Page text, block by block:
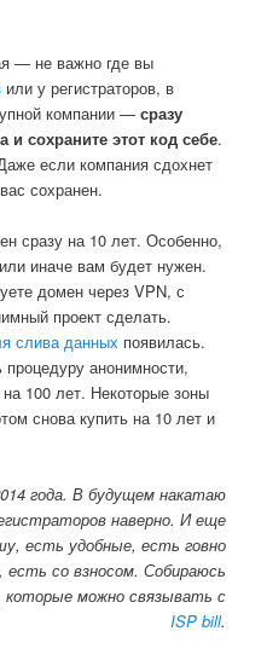
— не важно где вы
или у регистраторов, в
компании —сразу
и сохраните этот код себе.
если компания сдохнет
сохранен.
сразу на 10 лет. Особенно,
иначе вам будет нужен.
домен через VPN, с
проект сделать.
слива данных появилась.
анонимности,
100 лет. Некоторые зоны
снова купить на 10 лет и
года. В будущем накатаю
наверно. И еще
есть удобные, есть говно
есть со взносом. Собираюсь
которые можно связывать с
ISP bill.